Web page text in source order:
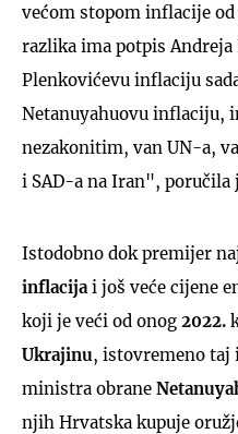
većom stopom inflacije od
razlika ima potpis Andreja
Plenkovićevu inflaciju
Netanuyahuovu inflaciju,
nezakonitim, van UN-a,
i SAD-a na Iran", poručila
Istodobno dok premijer
inflacija i još veće cijene
koji je veći od onog 2022.
Ukrajinu, istovremeno taj
ministra obrane
njih Hrvatska kupuje